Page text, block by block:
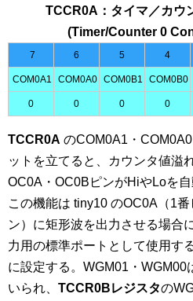
TCCR0A：タイマ／カウ
(Timer/Counter 0
7 6 5 4
COM0A1 COM0A0 COM0B1 COM0B0
0 0 0 0
TCCR0A のCOM0A1・
ットを立てると、カウンタ値溢
OC0A・OC0BピンがHiやLoを自
この機能は tiny10 のOC0A（1
ン）に矩形波を出力させる場合
力用の標準ポートとして使用す
に設定する。WGM01・WGM00
いられ、 TCCR0Bレジスタの